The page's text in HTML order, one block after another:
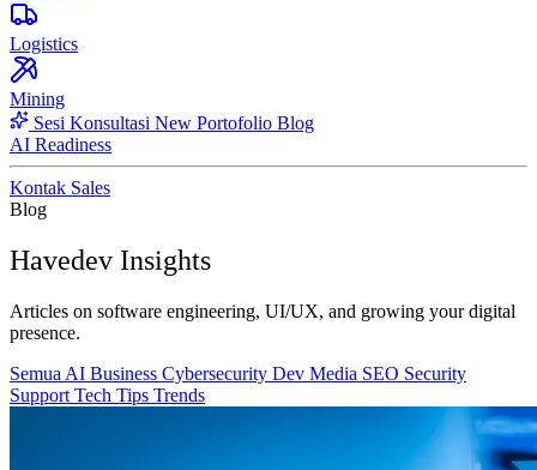
Logistics
Mining
Sesi Konsultasi New Portofolio Blog
AI Readiness
Kontak Sales
Blog
Havedev Insights
Articles on software engineering, UI/UX, and growing your digital
presence.
Semua AI Business Cybersecurity Dev Media SEO Security
Support Tech Tips Trends